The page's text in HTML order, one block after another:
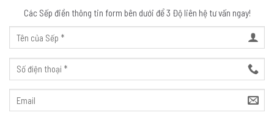
Các Sếp điền thông tin form bên dưới để 3 Độ liên hệ tư vấn ngay!